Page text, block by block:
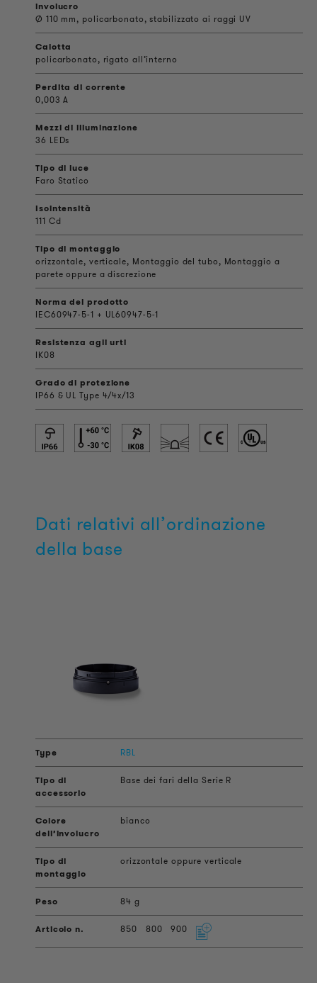
involucro
Ø 110 mm, policarbonato, stabilizzato ai raggi UV
Calotta
policarbonato, rigato all’interno
Perdita di corrente
0,003 A
Mezzi di illuminazione
36 LEDs
Tipo di luce
Faro Statico
Isointensità
111 Cd
Tipo di montaggio
orizzontale, verticale, Montaggio del tubo, Montaggio a
parete oppure a discrezione
Norma del prodotto
IEC60947-5-1 + UL60947-5-1
Resistenza agli urti
IK08
Grado di protezione
IP66 & UL Type 4/4x/13
Dati relativi all’ordinazione
della base
RBL
Base dei fari della Serie R
bianco
orizzontale oppure verticale
84 g
850 800 900